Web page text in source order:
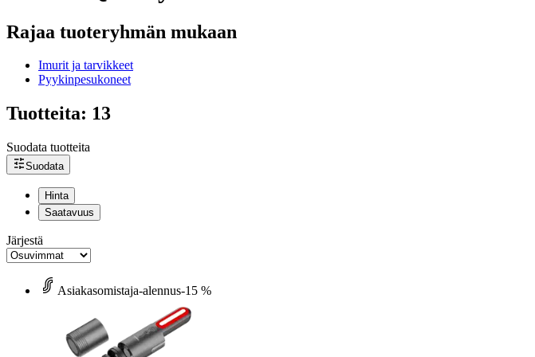
Rajaa tuoteryhmän mukaan
Imurit ja tarvikkeet
Pyykinpesukoneet
Tuotteita: 13
Suodata tuotteita
Suodata
Hinta
Saatavuus
Järjestä
Asiakasomistaja-alennus-15 %